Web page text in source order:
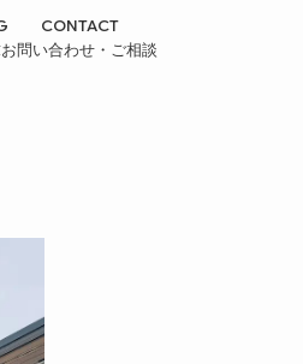
CONTACT
お問い合わせ・ご相談